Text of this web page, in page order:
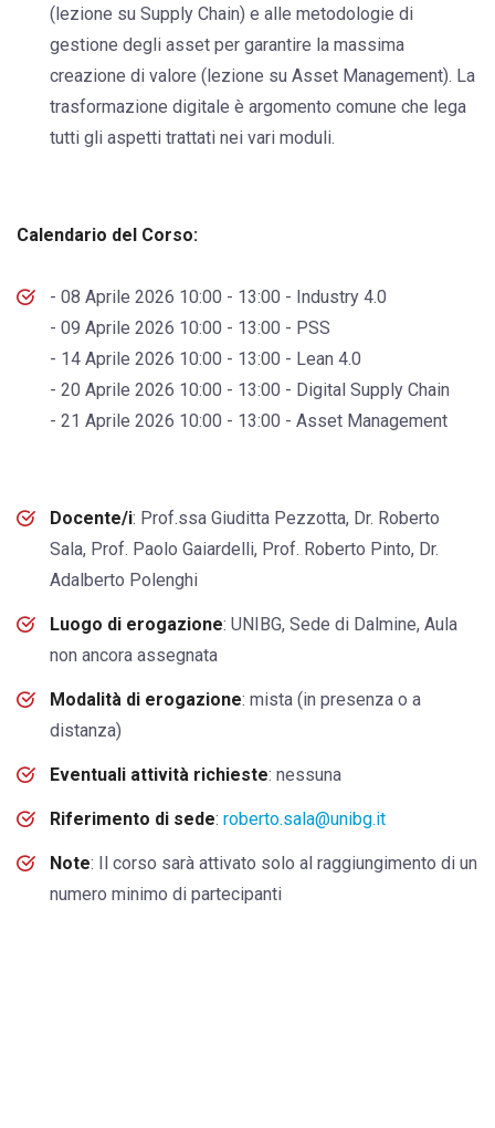
(lezione su Supply Chain) e alle metodologie di
gestione degli asset per garantire la massima
creazione di valore (lezione su Asset Management). La
trasformazione digitale è argomento comune che lega
tutti gli aspetti trattati nei vari moduli.
Calendario del Corso:
- 08 Aprile 2026 10:00 - 13:00 - Industry 4.0
- 09 Aprile 2026 10:00 - 13:00 - PSS
- 14 Aprile 2026 10:00 - 13:00 - Lean 4.0
- 20 Aprile 2026 10:00 - 13:00 - Digital Supply Chain
- 21 Aprile 2026 10:00 - 13:00 - Asset Management
Docente/i: Prof.ssa Giuditta Pezzotta, Dr. Roberto
Sala, Prof. Paolo Gaiardelli, Prof. Roberto Pinto, Dr.
Adalberto Polenghi
Luogo di erogazione: UNIBG, Sede di Dalmine, Aula
non ancora assegnata
Modalità di erogazione: mista (in presenza o a
distanza)
Eventuali attività richieste: nessuna
Riferimento di sede: roberto.sala@unibg.it
Note: Il corso sarà attivato solo al raggiungimento di un
numero minimo di partecipanti